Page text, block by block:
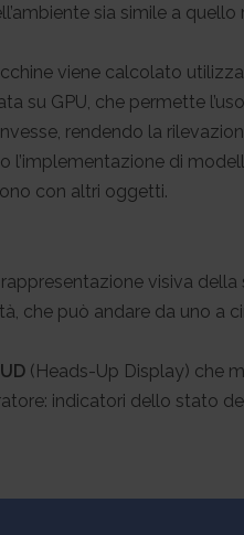
sia simile a quello
viene calcolato
su GPU, che permette
rendendo la
l’implementazione di
con altri oggetti.
visiva
che può andare da uno a
(Heads-Up Display) che
indicatori dello stato